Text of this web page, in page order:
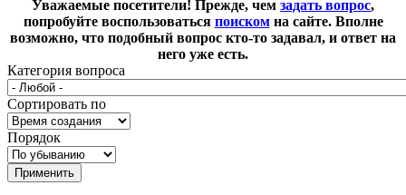
Уважаемые посетители! Прежде, чем задать вопрос,
попробуйте воспользоваться поискомна сайте. Вполне
возможно, что подобный вопрос кто-то задавал, и ответ на
него уже есть.
Категория вопроса
Сортировать по
Порядок
Применить